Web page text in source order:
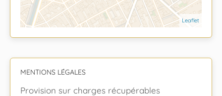
Leaflet
MENTIONS LÉGALES
Provision sur charges récupérables